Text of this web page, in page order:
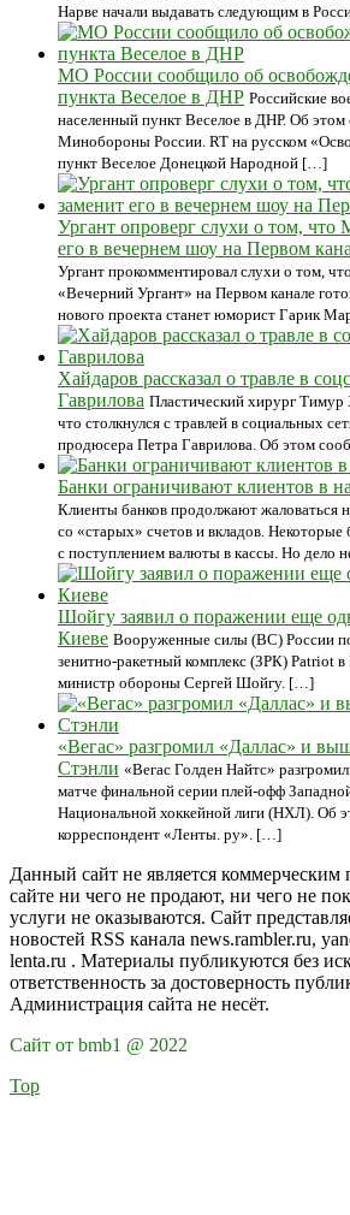
Нарве начали выдавать следующим в
МО России сообщило об
пункта Веселое в ДНР Российские
населенный пункт Веселое в ДНР. Об
Минобороны России. RT на русском
пункт Веселое Донецкой Народной […]
Ургант опроверг слухи о том, что
его в вечернем шоу на Первом
Ургант прокомментировал слухи о том,
«Вечерний Ургант» на Первом канале
нового проекта станет юморист Гарик
Хайдаров рассказал о травле в
Гаврилова Пластический хирург Тимур
что столкнулся с травлей в социальных
продюсера Петра Гаврилова. Об этом
Банки ограничивают клиентов в
Клиенты банков продолжают жаловаться
со «старых» счетов и вкладов.
с поступлением валюты в кассы. Но дело
Шойгу заявил о поражении еще
Киеве Вооруженные силы (ВС) России
зенитно-ракетный комплекс (ЗРК) Patriot
министр обороны Сергей Шойгу. […]
«Вегас» разгромил «Даллас» и
Стэнли «Вегас Голден Найтс»
матче финальной серии плей-офф
Национальной хоккейной лиги (НХЛ). Об
корреспондент «Ленты. ру». […]
Данный сайт не является коммерческим
сайте ни чего не продают, ни чего не
услуги не оказываются. Сайт
новостей RSS канала news.rambler.ru,
lenta.ru . Материалы публикуются без
ответственность за достоверность
Администрация сайта не несёт.
Сайт от bmb1 @ 2022
Top